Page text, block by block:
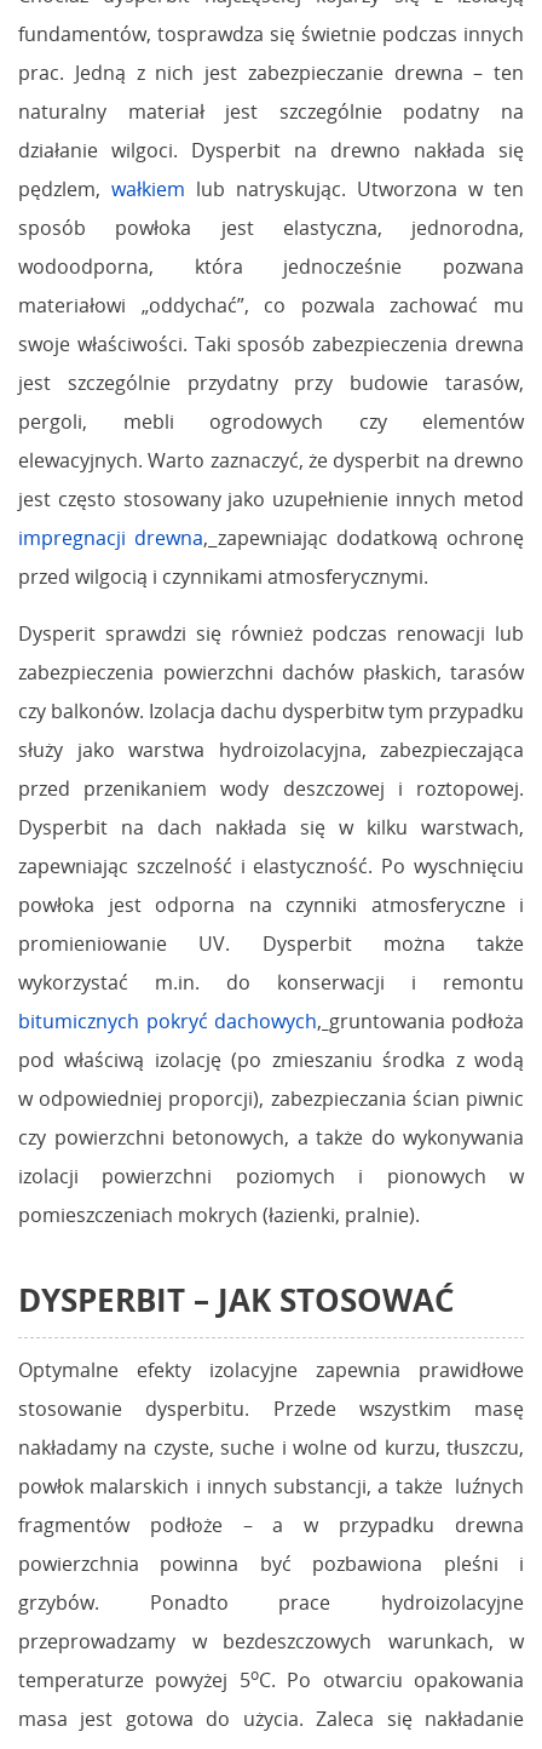
fundamentów, tosprawdza się świetnie podczas innych
prac. Jedną z nich jest zabezpieczanie drewna – ten
naturalny materiał jest szczególnie podatny na
działanie wilgoci. Dysperbit na drewno nakłada się
pędzlem, wałkiem lub natryskując. Utworzona w ten
sposób powłoka jest elastyczna, jednorodna,
wodoodporna, która jednocześnie pozwana
materiałowi „oddychać”, co pozwala zachować mu
swoje właściwości. Taki sposób zabezpieczenia drewna
jest szczególnie przydatny przy budowie tarasów,
pergoli, mebli ogrodowych czy elementów
elewacyjnych. Warto zaznaczyć, że dysperbit na drewno
jest często stosowany jako uzupełnienie innych metod
impregnacji drewna, zapewniając dodatkową ochronę
przed wilgocią i czynnikami atmosferycznymi.
Dysperit sprawdzi się również podczas renowacji lub
zabezpieczenia powierzchni dachów płaskich, tarasów
czy balkonów. Izolacja dachu dysperbitw tym przypadku
służy jako warstwa hydroizolacyjna, zabezpieczająca
przed przenikaniem wody deszczowej i roztopowej.
Dysperbit na dach nakłada się w kilku warstwach,
zapewniając szczelność i elastyczność. Po wyschnięciu
powłoka jest odporna na czynniki atmosferyczne i
promieniowanie UV. Dysperbit można także
wykorzystać m.in. do konserwacji i remontu
bitumicznych pokryć dachowych, gruntowania podłoża
pod właściwą izolację (po zmieszaniu środka z wodą
w odpowiedniej proporcji), zabezpieczania ścian piwnic
czy powierzchni betonowych, a także do wykonywania
izolacji powierzchni poziomych i pionowych w
pomieszczeniach mokrych (łazienki, pralnie).
DYSPERBIT – JAK STOSOWAĆ
Optymalne efekty izolacyjne zapewnia prawidłowe
stosowanie dysperbitu. Przede wszystkim masę
nakładamy na czyste, suche i wolne od kurzu, tłuszczu,
powłok malarskich i innych substancji, a także luźnych
fragmentów podłoże – a w przypadku drewna
powierzchnia powinna być pozbawiona pleśni i
grzybów. Ponadto prace hydroizolacyjne
przeprowadzamy w bezdeszczowych warunkach, w
temperaturze powyżej 5oC. Po otwarciu opakowania
masa jest gotowa do użycia. Zaleca się nakładanie